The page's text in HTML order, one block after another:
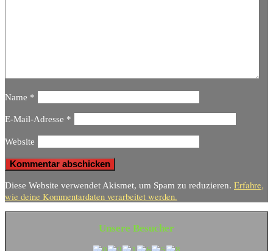
Name *
E-Mail-Adresse *
Website
Diese Website verwendet Akismet, um Spam zu reduzieren. Erfahre,
wie deine Kommentardaten verarbeitet werden.
Unsere Besucher